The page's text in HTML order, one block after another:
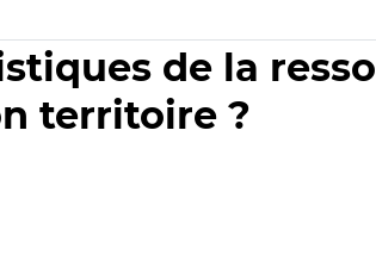
de la
territoire ?